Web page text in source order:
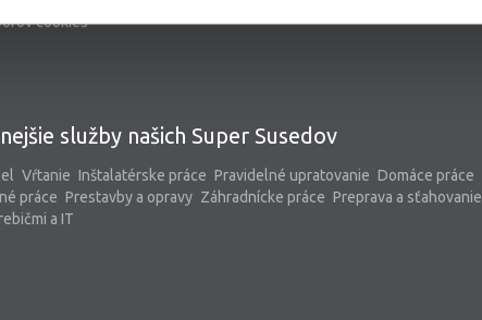
cookies
služby našich Super Susedov
Vŕtanie Inštalatérske práce Pravidelné upratovanie Domáce práce
práce Prestavby a opravy Záhradnícke práce Preprava a sťahovanie
a IT